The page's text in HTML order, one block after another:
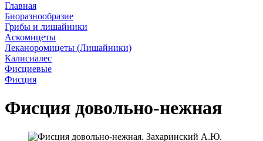
Главная
Биоразнообразие
Грибы и лишайники
Аскомицеты
Леканоромицеты (Лишайники)
Калисиалес
Фисциевые
Фисция
Фисция довольно-нежная